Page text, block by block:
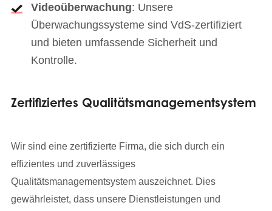
Videoüberwachung: Unsere
Überwachungssysteme sind VdS-zertifiziert
und bieten umfassende Sicherheit und
Kontrolle.
Zertifiziertes Qualitätsmanagementsystem
Wir sind eine zertifizierte Firma, die sich durch ein
effizientes und zuverlässiges
Qualitätsmanagementsystem auszeichnet. Dies
gewährleistet, dass unsere Dienstleistungen und